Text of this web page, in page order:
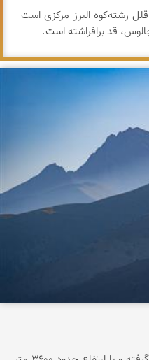
قلل رشته‌کوه البرز مرکزی است
قد برافراشته است.